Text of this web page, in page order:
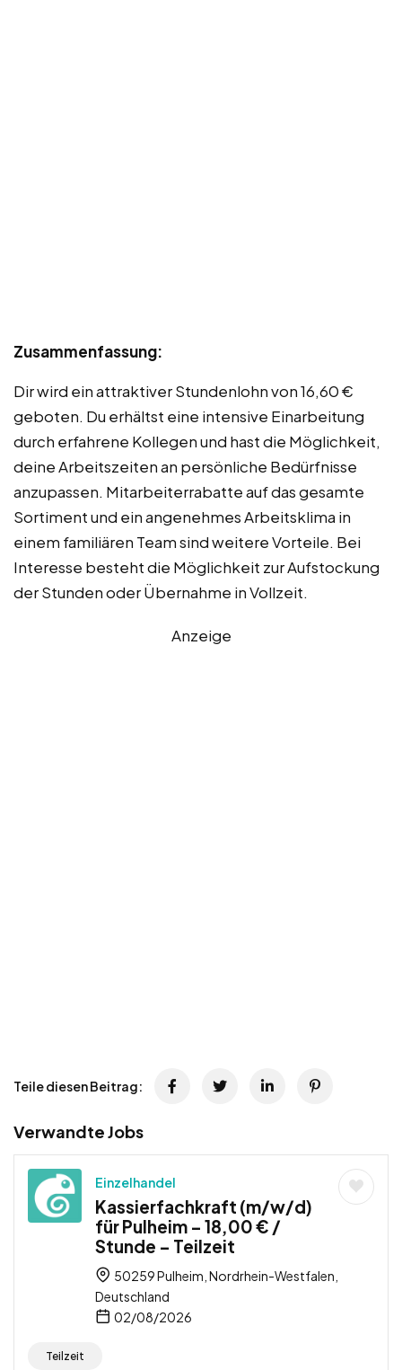
Zusammenfassung:
Dir wird ein attraktiver Stundenlohn von 16,60 €
geboten. Du erhältst eine intensive Einarbeitung
durch erfahrene Kollegen und hast die Möglichkeit,
deine Arbeitszeiten an persönliche Bedürfnisse
anzupassen. Mitarbeiterrabatte auf das gesamte
Sortiment und ein angenehmes Arbeitsklima in
einem familiären Team sind weitere Vorteile. Bei
Interesse besteht die Möglichkeit zur Aufstockung
der Stunden oder Übernahme in Vollzeit.
Anzeige
Teile diesen Beitrag:
Verwandte Jobs
Einzelhandel
Kassierfachkraft (m/w/d)
für Pulheim – 18,00 € /
Stunde – Teilzeit
50259 Pulheim, Nordrhein-Westfalen,
Deutschland
02/08/2026
Teilzeit